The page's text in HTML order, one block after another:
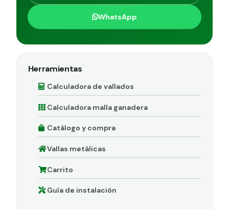
WhatsApp
Herramientas
Calculadora de vallados
Calculadora malla ganadera
Catálogo y compra
Vallas metálicas
Carrito
Guía de instalación